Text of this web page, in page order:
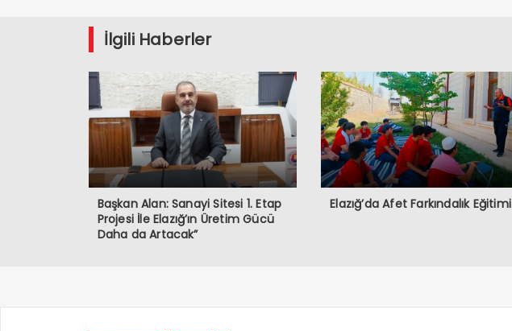
İlgili Haberler
Başkan Alan: Sanayi Sitesi 1. Etap
Projesi İle Elazığ’ın Üretim Gücü
Daha da Artacak”
Elazığ’da Afet Farkındalık Eğitimi